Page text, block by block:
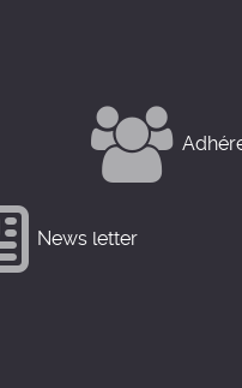
News letter